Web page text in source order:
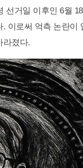
선거일 이후인 6월
이로써 억측 논란이
라졌다.